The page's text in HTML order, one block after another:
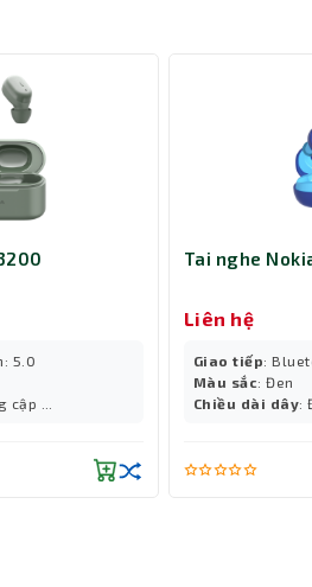
5.0
cập ...
Tai nghe
Liên hệ
Giao tiếp:
Màu sắc: Đen
Chiều dài dây: